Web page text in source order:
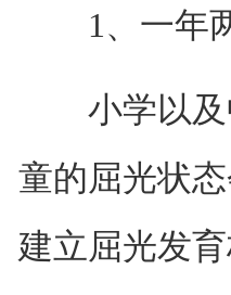
1、一年两
小学以及
童的屈光状
建立屈光发